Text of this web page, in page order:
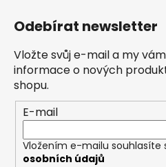
Odebírat newsletter
Vložte svůj e-mail a my
informace o nových
shopu.
E-mail
Vložením e-mailu souhlasíte
osobních údajů